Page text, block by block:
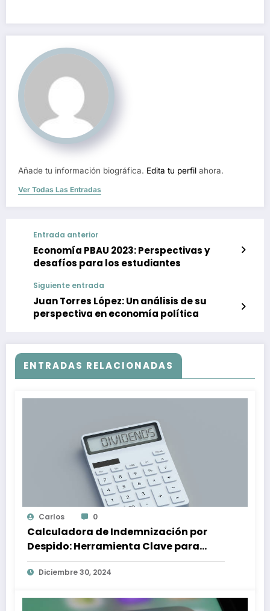
Añade tu información biográfica. Edita tu perfil ahora.
Ver Todas Las Entradas
Entrada anterior
Economía PBAU 2023: Perspectivas y
desafíos para los estudiantes
Siguiente entrada
Juan Torres López: Un análisis de su
perspectiva en economía política
ENTRADAS RELACIONADAS
Carlos 0
Calculadora de Indemnización por
Despido: Herramienta Clave para
Proteger tus Derechos Laborales
Diciembre 30, 2024